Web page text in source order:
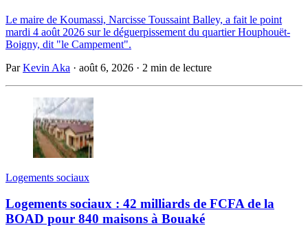
Le maire de Koumassi, Narcisse Toussaint Balley, a fait le point
mardi 4 août 2026 sur le déguerpissement du quartier Houphouët-
Boigny, dit "le Campement".
ParKevin Aka · août 6, 2026 · 2 min de lecture
Logements sociaux
Logements sociaux : 42 milliards de FCFA de la
BOAD pour 840 maisons à Bouaké